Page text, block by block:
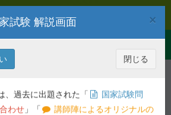
×
試験 解説画面
閉じる
、過去に出題された「
国家試験問
わせ 」「
講師陣によるオリジナルの
e-REC
第102回 薬剤師国家試